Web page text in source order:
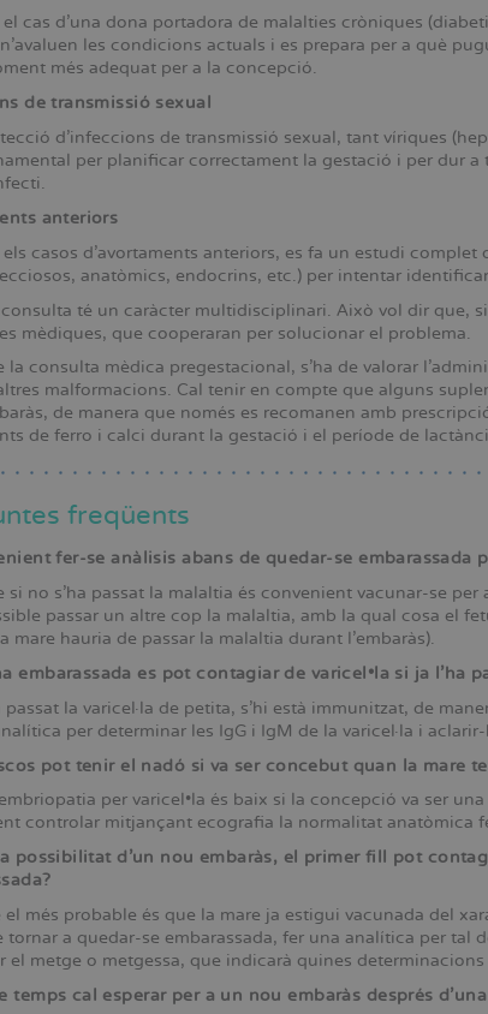
el cas d’una dona portadora de malalties cròniques
les condicions actuals i es prepara per a què
més adequat per a la concepció.
de transmissió sexual
d’infeccions de transmissió sexual, tant víriques
per planificar correctament la gestació i per dur
anteriors
els casos d’avortaments anteriors, es fa un estudi
anatòmics, endocrins, etc.) per intentar
té un caràcter multidisciplinari. Això vol dir que,
mèdiques, que cooperaran per solucionar el problema.
la consulta mèdica pregestacional, s’ha de valorar
malformacions. Cal tenir en compte que alguns
de manera que només es recomanen amb
de ferro i calci durant la gestació i el període de
freqüents
fer-se anàlisis abans de quedar-se embarassada
si no s’ha passat la malaltia és convenient vacunar-se
passar un altre cop la malaltia, amb la qual cosa el
mare hauria de passar la malaltia durant l’embaràs).
embarassada es pot contagiar de varicel•la si ja l’ha
passat la varicel·la de petita, s’hi està immunitzat, de
per determinar les IgG i IgM de la varicel·la i
pot tenir el nadó si va ser concebut quan la mare
per varicel•la és baix si la concepció va ser
controlar mitjançant ecografia la normalitat anatòmica
possibilitat d’un nou embaràs, el primer fill pot
el més probable és que la mare ja estigui vacunada del
tornar a quedar-se embarassada, fer una analítica per tal
el metge o metgessa, que indicarà quines determinacions
temps cal esperar per a un nou embaràs després